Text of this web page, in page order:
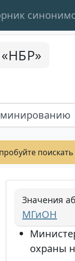
«НБР»
Значения
МГиОН
охраны